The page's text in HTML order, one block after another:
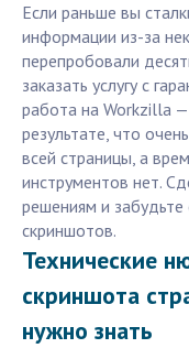
Если раньше вы
информации из-за
перепробовали
заказать услугу с
работа на Workzilla
результате, что
всей страницы, а
инструментов нет.
решениям и
скриншотов.
Технические
скриншота
нужно знать